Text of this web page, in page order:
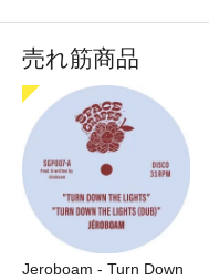
売れ筋商品
Jeroboam - Turn Down